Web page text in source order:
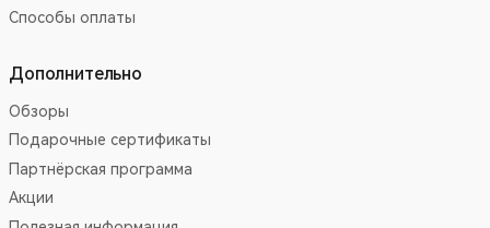
Способы оплаты
Дополнительно
Обзоры
Подарочные сертификаты
Партнёрская программа
Акции